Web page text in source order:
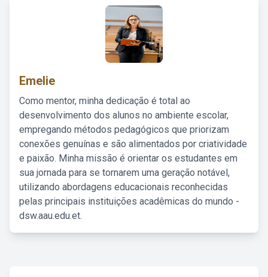
Emelie
Como mentor, minha dedicação é total ao
desenvolvimento dos alunos no ambiente escolar,
empregando métodos pedagógicos que priorizam
conexões genuínas e são alimentados por criatividade
e paixão. Minha missão é orientar os estudantes em
sua jornada para se tornarem uma geração notável,
utilizando abordagens educacionais reconhecidas
pelas principais instituições acadêmicas do mundo -
dsw.aau.edu.et.